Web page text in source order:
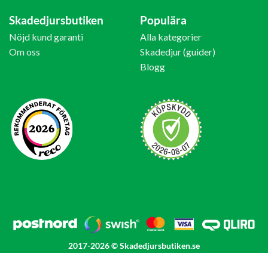
Skadedjursbutiken
Nöjd kund garanti
Om oss
Populära
Alla kategorier
Skadedjur (guider)
Blogg
2017-2026 © Skadedjursbutiken.se